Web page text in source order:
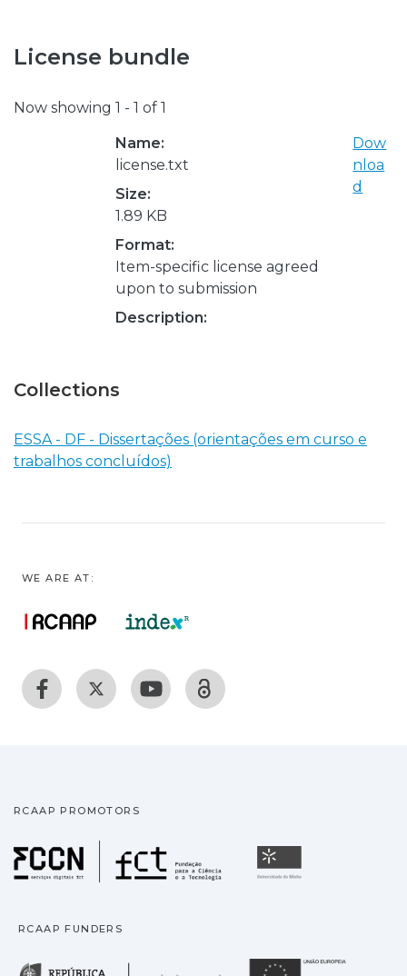
License bundle
Now showing 1 - 1 of 1
Name:
license.txt
Size:
1.89 KB
Format:
Item-specific license agreed
upon to submission
Description:
Dow
nloa
d
Collections
ESSA - DF - Dissertações (orientações em curso e
trabalhos concluídos)
WE ARE AT:
RCAAP PROMOTORS
Fundação para a
RCAAP FUNDERS
República Portuguesa